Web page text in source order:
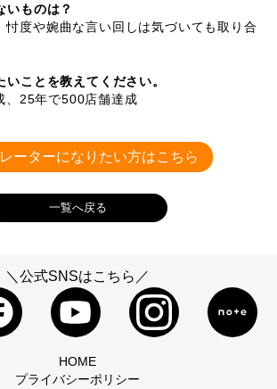
いものは？
忖度や婉曲な言い回しは気づいても取り合
ことを教えてください。
、25年で500店舗達成
ーターになりたい方はこちら
一覧へ戻る
＼公式SNSはこちら／
HOME
プライバシーポリシー